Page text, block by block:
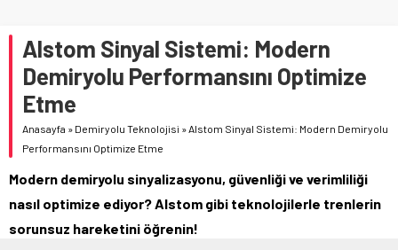
Alstom Sinyal Sistemi: Modern
Demiryolu Performansını Optimize
Etme
Anasayfa » Demiryolu Teknolojisi »Alstom Sinyal Sistemi: Modern Demiryolu
Performansını Optimize Etme
Modern demiryolu sinyalizasyonu, güvenliği ve verimliliği
nasıl optimize ediyor? Alstom gibi teknolojilerle trenlerin
sorunsuz hareketini öğrenin!